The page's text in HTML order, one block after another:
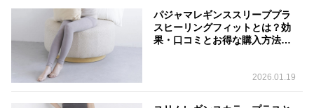
パジャマレギンススリーププラ
スヒーリングフィットとは？効
果・口コミとお得な購入方法を
2026.01.19